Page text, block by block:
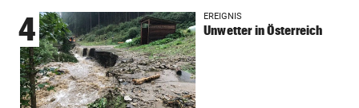
4 EREIGNIS
Unwetter in Österreich